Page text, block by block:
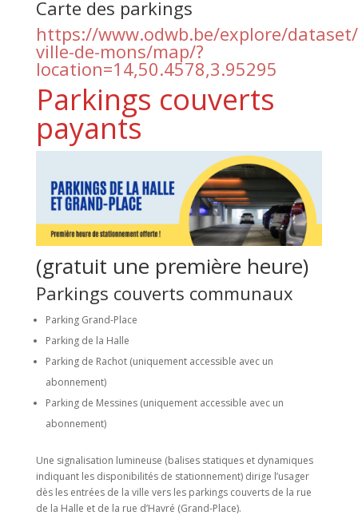
Carte des parkings
https://www.odwb.be/explore/
ville-de-mons/map/?
location=14,50.4578,3.95295
Parkings couverts
payants
(gratuit une première heure)
Parkings couverts communaux
Parking Grand-Place
Parking de la Halle
Parking de Rachot (uniquement accessible avec un
abonnement)
Parking de Messines (uniquement accessible avec un
abonnement)
Une signalisation lumineuse (balises statiques et dynamiques
indiquant les disponibilités de stationnement) dirige l’usager
dès les entrées de la ville vers les parkings couverts de la rue
de la Halle et de la rue d’Havré (Grand-Place).